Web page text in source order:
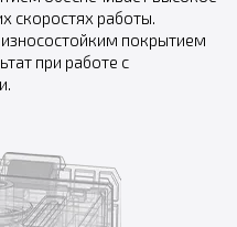
скоростях работы.
покрытием
при работе с